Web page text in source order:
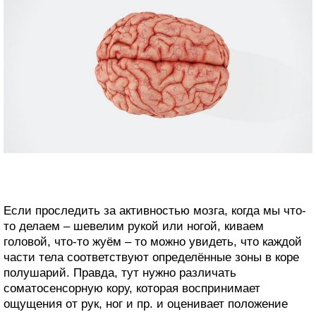
Если проследить за активностью мозга, когда мы что-
то делаем – шевелим рукой или ногой, киваем
головой, что-то жуём – то можно увидеть, что каждой
части тела соответствуют определённые зоны в коре
полушарий. Правда, тут нужно различать
соматосенсорную кору, которая воспринимает
ощущения от рук, ног и пр. и оценивает положение